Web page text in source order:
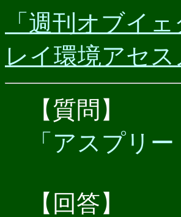
「週刊オブイ
レイ環境アセ
【質問】
「アスプリ
【回答】